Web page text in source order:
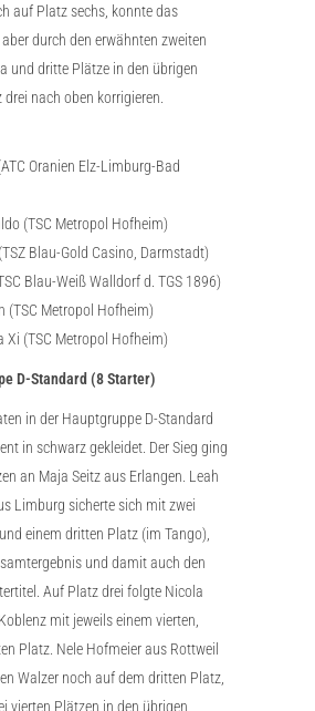
auf Platz sechs, konnte das
durch den erwähnten zweiten
und dritte Plätze in den übrigen
nach oben korrigieren.
Oranien Elz-Limburg-Bad
(TSC Metropol Hofheim)
Blau-Gold Casino, Darmstadt)
Blau-Weiß Walldorf d. TGS 1896)
(TSC Metropol Hofheim)
Xi (TSC Metropol Hofheim)
D-Standard (8 Starter)
in der Hauptgruppe D-Standard
in schwarz gekleidet. Der Sieg ging
an Maja Seitz aus Erlangen. Leah
Limburg sicherte sich mit zwei
einem dritten Platz (im Tango),
und damit auch den
Auf Platz drei folgte Nicola
mit jeweils einem vierten,
Platz. Nele Hofmeier aus Rottweil
Walzer noch auf dem dritten Platz,
vierten Plätzen in den übrigen